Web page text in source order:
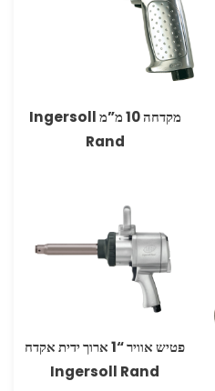
מקדחה 10 מ”מ Ingersoll
Rand
פטיש אוויר “1 ארוך ידית אקדח